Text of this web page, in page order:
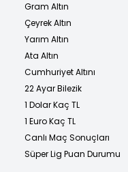
Gram Altın
Çeyrek Altın
Yarım Altın
Ata Altın
Cumhuriyet Altını
22 Ayar Bilezik
1 Dolar Kaç TL
1 Euro Kaç TL
Canlı Maç Sonuçları
Süper Lig Puan Durumu